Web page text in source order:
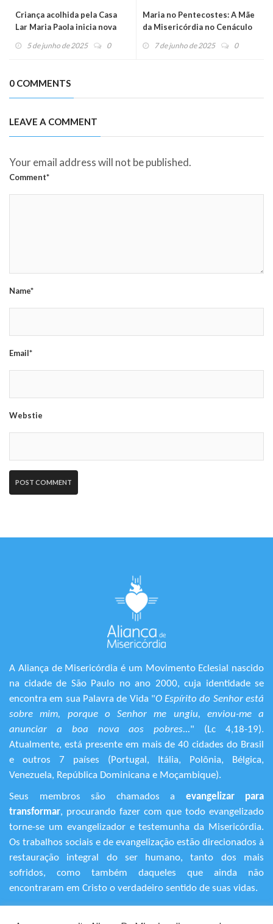
Criança acolhida pela Casa
Lar Maria Paola inicia nova
5 de junho de 2025 0
Maria no Pentecostes: A Mãe
da Misericórdia no Cenáculo
7 de junho de 2025 0
0 COMMENTS
LEAVE A COMMENT
Your email address will not be published.
Comment*
Name*
Email*
Webstie
A Aliança de Misericórdia é um Movimento Eclesial nascido
na cidade de São Paulo no ano 2000, cuja identidade se
encontra em sua Palavra de Vida "O Espírito do Senhor está
sobre mim, porque o Senhor me ungiu, enviou-me a
anunciar a boa nova aos pobres..." (Lc 4,18-19).
Atualmente, está presente em mais de 40 cidades do Brasil
e outros 7 países (Portugal, Itália, Polônia, Bélgica,
Venezuela, República Dominicana e Moçambique).
Seus membros são chamados a evangelizar para
transformar, procurando fazer com que todo evangelizado
torne-se um evangelizador e testemunha da Misericórdia.
Os trabalhos sociais e de evangelização estão direcionados à
restauração integral do ser humano, tanto dos mais
sofridos, como também daqueles que ainda não
encontraram em Cristo o verdadeiro sentido de suas vidas.